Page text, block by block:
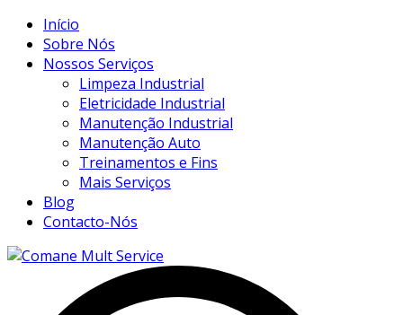
Início
Sobre Nós
Nossos Serviços
Limpeza Industrial
Eletricidade Industrial
Manutenção Industrial
Manutenção Auto
Treinamentos e Fins
Mais Serviços
Blog
Contacto-Nós